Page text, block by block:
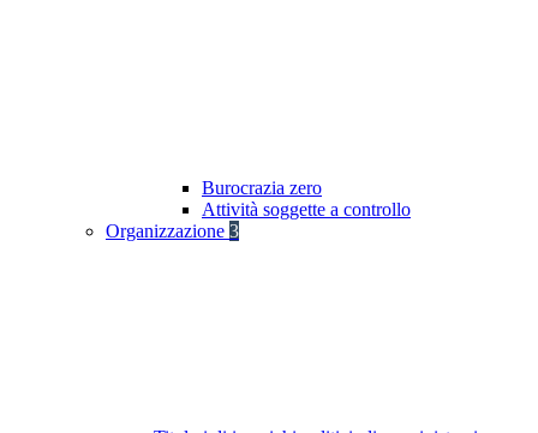
Burocrazia zero
Attività soggette a controllo
Organizzazione 3